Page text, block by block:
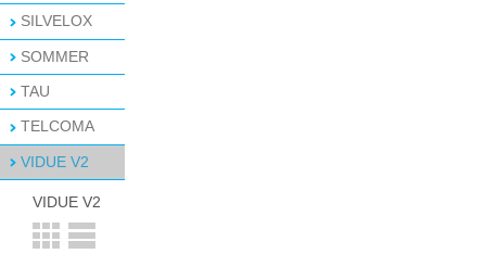
SILVELOX
SOMMER
TAU
TELCOMA
VIDUE V2
VIDUE V2